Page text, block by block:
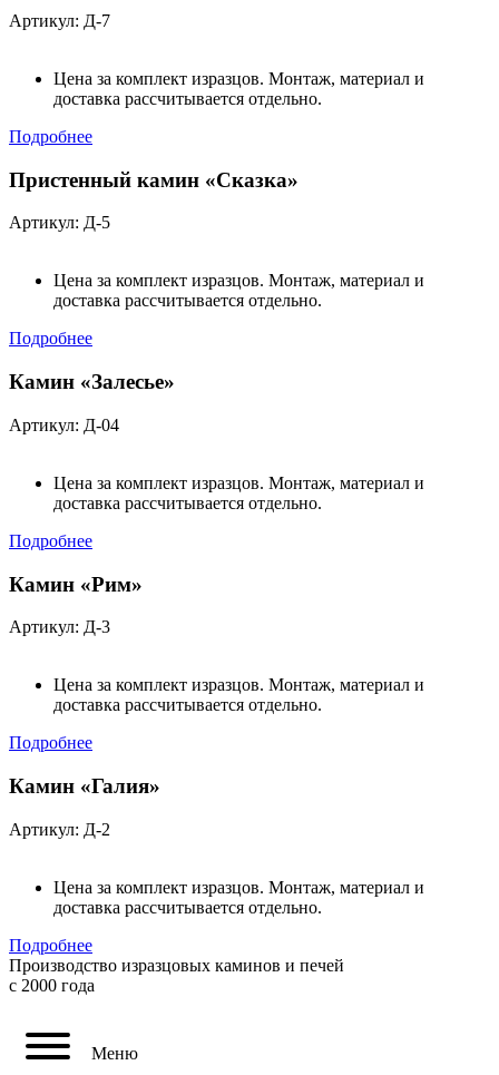
Артикул: Д-7
Цена за комплект изразцов. Монтаж, материал и
доставка рассчитывается отдельно.
Подробнее
Пристенный камин «Сказка»
Артикул: Д-5
Цена за комплект изразцов. Монтаж, материал и
доставка рассчитывается отдельно.
Подробнее
Камин «Залесье»
Артикул: Д-04
Цена за комплект изразцов. Монтаж, материал и
доставка рассчитывается отдельно.
Подробнее
Камин «Рим»
Артикул: Д-3
Цена за комплект изразцов. Монтаж, материал и
доставка рассчитывается отдельно.
Подробнее
Камин «Галия»
Артикул: Д-2
Цена за комплект изразцов. Монтаж, материал и
доставка рассчитывается отдельно.
Подробнее
Производство изразцовых каминов и печей
с 2000 года
Меню